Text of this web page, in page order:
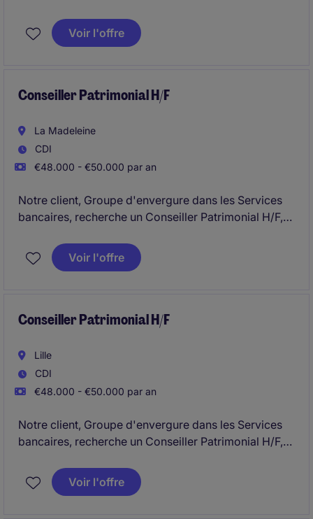
Voir l'offre
Conseiller Patrimonial H/F
La Madeleine
CDI
€48.000 - €50.000 par an
Notre client, Groupe d'envergure dans les Services
bancaires, recherche un Conseiller Patrimonial H/F,
Voir l'offre
Conseiller Patrimonial H/F
Lille
CDI
€48.000 - €50.000 par an
Notre client, Groupe d'envergure dans les Services
bancaires, recherche un Conseiller Patrimonial H/F,
Voir l'offre